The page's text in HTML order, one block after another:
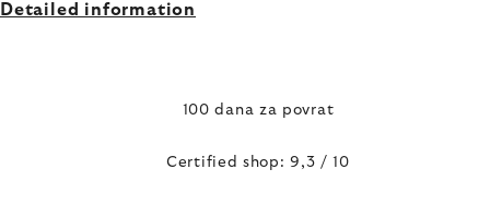
Detailed information
100 dana za povrat
Certified shop: 9,3 / 10